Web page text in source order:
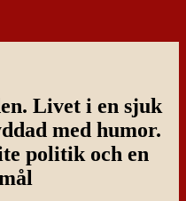
Livet i en sjuk
med humor.
politik och en